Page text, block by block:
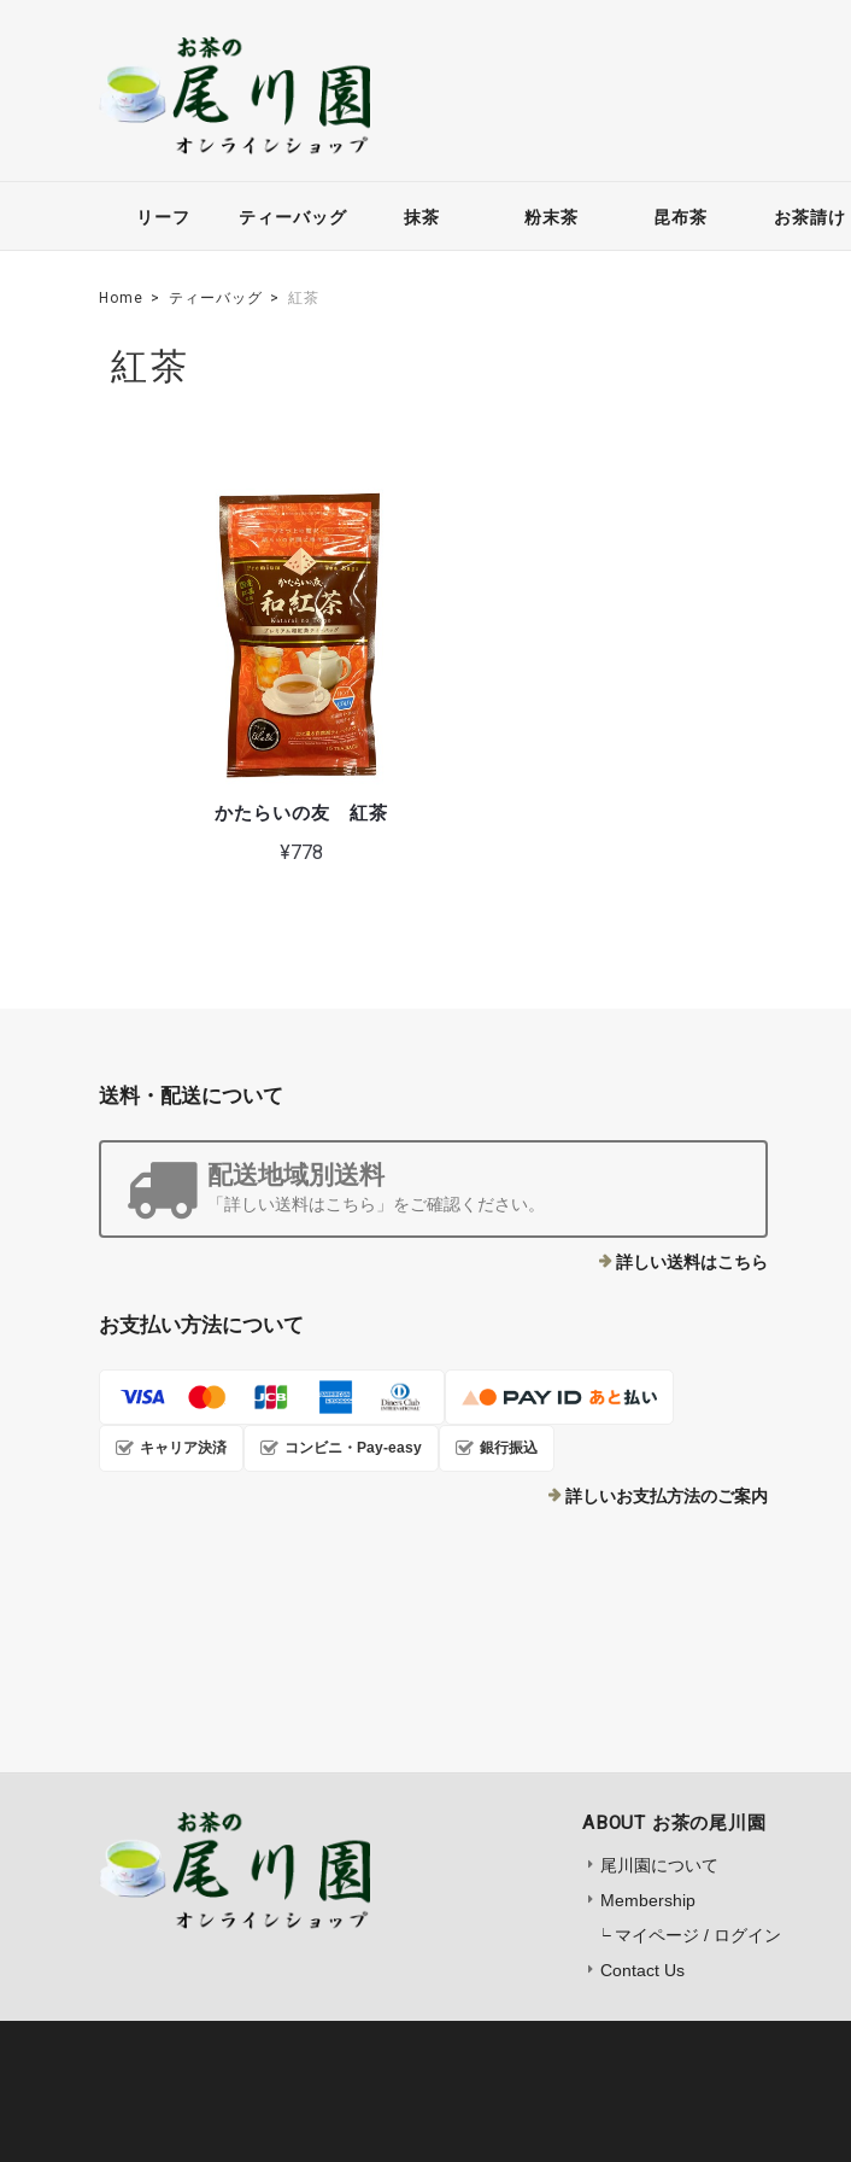
リーフ ティーバッグ 抹茶 粉末茶 昆布茶 お茶請け
Home ティーバッグ 紅茶
紅茶
かたらいの友 紅茶
¥778
送料・配送について
配送地域別送料
「詳しい送料はこちら」をご確認ください。
詳しい送料はこちら
お支払い方法について
キャリア決済 コンビニ・Pay-easy 銀行振込
詳しいお支払方法のご案内
ABOUT お茶の尾川園
尾川園について
Membership
マイページ / ログイン
Contact Us